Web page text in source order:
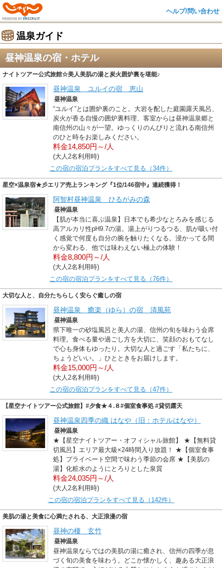
ヘルプ/問い合わせ
温泉ガイド
昼神温泉の宿・ホテル
ナイトツアー公式旅館☆美人美肌の湯と炭火囲炉裏を堪能♪
昼神温泉 ユルイの宿 恵山
昼神温泉
“ユルイ”とは囲炉裏のこと。大岩を配した庭園露天風呂、
炭火が香る自慢の囲炉裏料理、客室からは昼神温泉郷と
南信州の山々が一望。ゆっくりのんびりと流れる南信州
のひと時をお楽しみください。
料金14,850円～/人
(大人2名利用時)
この宿の宿泊プランをすべて見る（34件）
星空×温泉宿★彡エリア売上ランキング『1位/146宿中』連続獲得！
阿智村昼神温泉 ひるがみの森
昼神温泉
【肌が本当に喜ぶ温泉】日本でも希少なとろみを感じる
高アルカリ性pH9.7の湯。湯上がりつるつる、肌が吸い付
く感覚で何度も自分の腕を触りたくなる。浸かってる間
から変わる、他では味わえない極上の体験！
料金8,800円～/人
(大人2名利用時)
この宿の宿泊プランをすべて見る（76件）
大切な人と、自分たちらしく安らぐ癒しの宿
昼神温泉 癒楽（ゆら）の宿 清風苑
昼神温泉
県下唯一の砂塩風呂と美人の湯、信州の旬を味わう会席
料理。食べる量や過ごし方を大切に、笑顔のおもてなし
で心も身体もゆったり。大切な人と過ごす「私たちに、
ちょうどいい。」ひとときをお届けします。
料金15,000円～/人
(大人2名利用時)
この宿の宿泊プランをすべて見る（47件）
【星空ナイトツアー公式旅館】#夕食★４.８#個室食事処 #貸切露天
昼神温泉四季の織 はなや（旧：ホテルはなや）
昼神温泉
★【星空ナイトツアー・オフィシャル旅館】 ★【無料貸
切風呂】エリア最大級×24時間入り放題！ ★【個室食事
処】プライベート空間で味わう季節の会席 ★【美肌の
湯】化粧水のようにとろりとした泉質
料金24,035円～/人
(大人2名利用時)
この宿の宿泊プランをすべて見る（142件）
美肌の湯と美食に心満たされる、大正浪漫の宿
昼神の棲 玄竹
昼神温泉
昼神温泉ならではの美肌の湯に癒され、信州の四季が息
づく旬の美食を味わう。どこか懐かしく、趣ある大正浪